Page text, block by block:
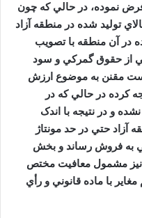
نموده، در حالي که چون
توليد شده در منطقه آزاد
در آن منطقه با تصويب
از حقوق گمرکي و سود
مقنن به موضوع ارزش
کرده در حالي که در
و در نتيجه با اندک
آزاد حتي در حد مونتاژ
به فروش رساند و بخش
مشمول معافيت مختص
با ماده قانوني و رأي